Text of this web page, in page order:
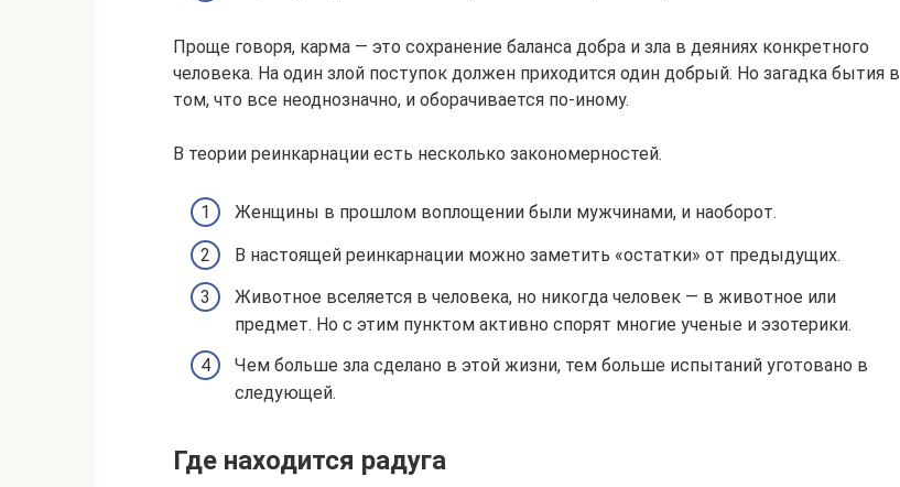
Проще говоря, карма — это сохранение баланса добра и зла в деяниях конкретного
человека. На один злой поступок должен приходится один добрый. Но загадка бытия в
том, что все неоднозначно, и оборачивается по-иному.
В теории реинкарнации есть несколько закономерностей.
Женщины в прошлом воплощении были мужчинами, и наоборот.
В настоящей реинкарнации можно заметить «остатки» от предыдущих.
Животное вселяется в человека, но никогда человек — в животное или
предмет. Но с этим пунктом активно спорят многие ученые и эзотерики.
Чем больше зла сделано в этой жизни, тем больше испытаний уготовано в
следующей.
Где находится радуга